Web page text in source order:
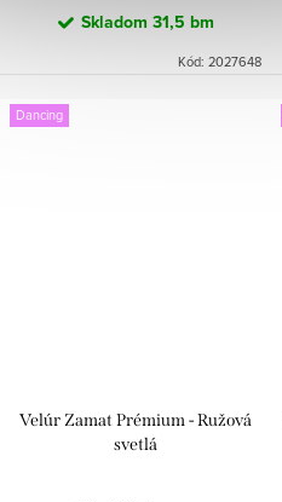
Skladom 31,5 bm
Kód: 2027648
Dancing
Velúr Zamat Prémium - Ružová
svetlá